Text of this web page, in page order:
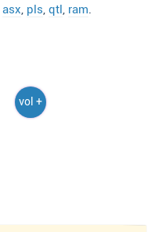
asx, pls, qtl, ram.
vol +